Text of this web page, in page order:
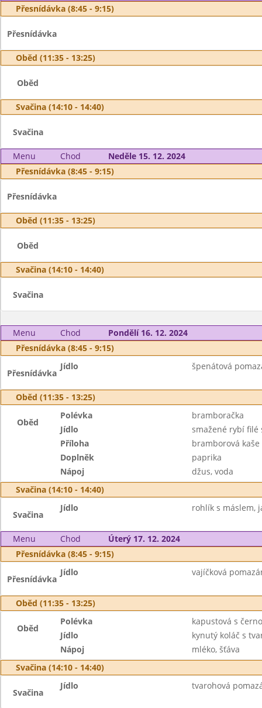
Přesnídávka (8:45 - 9:15)
Přesnídávka
Oběd (11:35 - 13:25)
Oběd
Svačina (14:10 - 14:40)
Svačina
Menu Chod
Neděle 15. 12. 2024
Přesnídávka (8:45 - 9:15)
Přesnídávka
Oběd (11:35 - 13:25)
Oběd
Svačina (14:10 - 14:40)
Svačina
Menu Chod
Pondělí 16. 12. 2024
Přesnídávka (8:45 - 9:15)
Přesnídávka
Jídlo špenátová
Oběd (11:35 - 13:25)
Oběd
Polévka
bramboračka
Jídlo
smažené rybí filé
Příloha
bramborová kaše
Doplněk
paprika
Nápoj
džus, voda
Svačina (14:10 - 14:40)
Svačina
Jídlo rohlík s máslem,
Menu Chod
Úterý 17. 12. 2024
Přesnídávka (8:45 - 9:15)
Přesnídávka
Jídlo vajíčková
Oběd (11:35 - 13:25)
Oběd
Polévka
kapustová s
Jídlo
kynutý koláč s
Nápoj
mléko, šťáva
Svačina (14:10 - 14:40)
Svačina
Jídlo tvarohová